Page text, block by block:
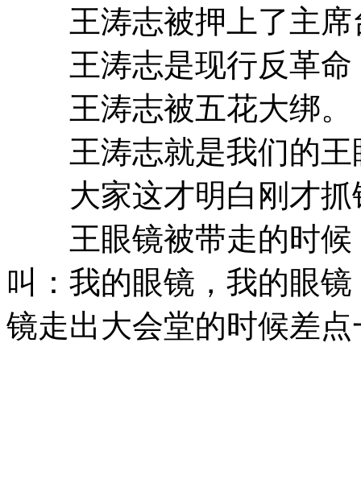
王涛志被押上了主席
王涛志是现行反革命
王涛志被五花大绑。
王涛志就是我们的王
大家这才明白刚才抓
王眼镜被带走的时候
叫：我的眼镜，我的眼
镜走出大会堂的时候差